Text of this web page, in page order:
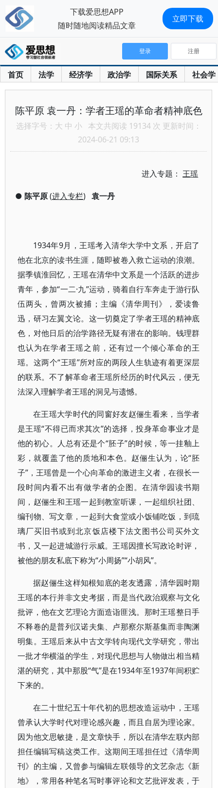
首页 法学 经济学 政治学 国际关系 社会学
登录 注册
陈平原 袁一丹：学者王瑶的革命者精神底色
选择字号： 大 中 小 本文共阅读 19134 次 更新时间：
2024-06-21 09:13
进入专题：王瑶
● 陈平原(进入专栏) 袁一丹
1934年9月，王瑶考入清华大学中文系，开启了
他在北京的读书生涯，随即被卷入救亡运动的浪潮。
据季镇淮回忆，王瑶在清华中文系是一个活跃的进步
青年，参加“一二·九”运动，骑着自行车奔走于游行队
伍两头，曾两次被捕；主编《清华周刊》，爱读鲁
迅，研习左翼文论。这一切奠定了学者王瑶的精神底
色，对他日后的治学路径无疑有潜在的影响。钱理群
也认为在学者王瑶之前，还有过一个倾心革命的王
瑶。这两个“王瑶”所对应的两段人生轨迹有着更深层
的联系。不了解革命者王瑶所经历的时代风云，便无
法深入理解学者王瑶的洞见与遗憾。
在王瑶大学时代的同窗好友赵俪生看来，当学者
是王瑶“不得已而求其次”的选择，投身革命事业才是
他的初心。人总有还是个“胚子”的时候，等一挂釉上
彩，就覆盖了他的质地和本色。赵俪生认为，论“胚
子”，王瑶曾是一个心向革命的激进主义者，在很长一
段时间内看不出有做学者的企图。在清华园读书期
间，赵俪生和王瑶一起到教室听课，一起组织社团、
编刊物、写文章，一起到大食堂或小饭铺吃饭，到琉
璃厂买旧书或到北京饭店楼下法文图书公司买外文
书，又一起进城游行示威。王瑶因擅长写政论时评，
被他的朋友私底下称为“小周扬”“小胡风”。
据赵俪生这样知根知底的老友透露，清华园时期
王瑶的本行并非文史考据，而是当代政治观察与文化
批评，他在文艺理论方面造诣匪浅。那时王瑶整日手
不释卷的是普列汉诺夫集、卢那察尔斯基集而非陶渊
明集。王瑶后来从中古文学转向现代文学研究，带出
一批才华横溢的学生，对现代思想与人物做出相当精
湛的研究，其中那股“气”是在1934年至1937年间积贮
下来的。
在二十世纪五十年代初的思想改造运动中，王瑶
曾承认大学时代对理论感兴趣，而且自居为理论家。
因为他文思敏捷，是文章快手，所以在清华左联内部
担任编辑写稿这类工作。这期间王瑶担任过《清华周
刊》的主编，又曾参与编辑左联领导的文艺杂志《新
地》，常用各种笔名写时事评论和文艺批评发表，于
下载爱思想APP
随时随地阅读精品文章
立即下载